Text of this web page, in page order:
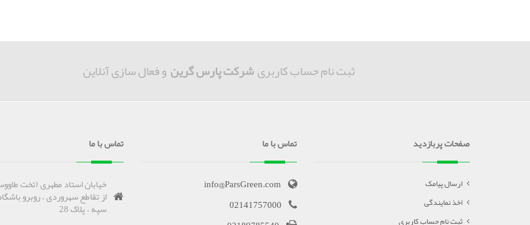
ثبت نام حساب کاربریشرکت پارس گرین و فعال سازی آنلاین
صفحات پربازدید
ارسال پیامک
اخذ نمایندگی
ثبت نام حساب کاربری
تماس با ما
info@ParsGreen.com
02141757000
تماس با ما
خیابان استاد مطهری (تخت
از تقاطع سهروردی ، روبرو
سپه ، پلاک 28